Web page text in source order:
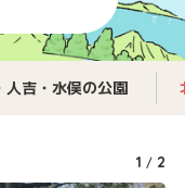
人吉・水俣の公園
1/ 2